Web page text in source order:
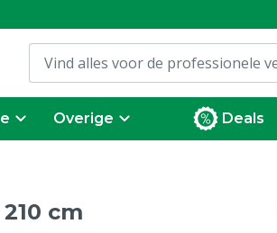
Overige Deals
cm